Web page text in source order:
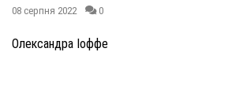
08 серпня 2022 0
Олександра Іоффе